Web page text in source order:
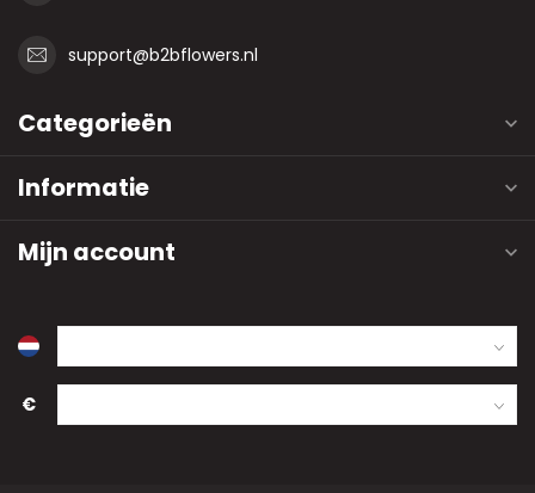
support@b2bflowers.nl
Categorieën
Informatie
Mijn account
€